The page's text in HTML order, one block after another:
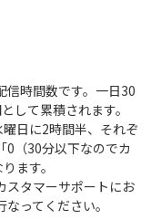
信時間数です。一日30
して累積されます。
日に2時間半、それぞ
0（30分以下なのでカ
ます。
スタマーサポートにお
ってください。